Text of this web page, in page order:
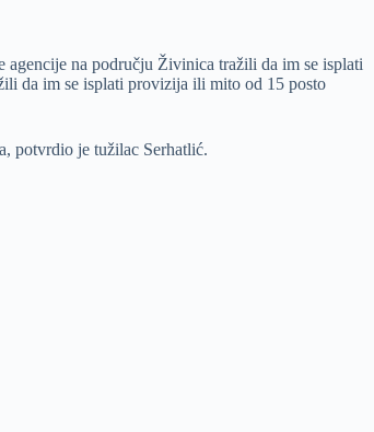
agencije na području Živinica tražili da im se isplati
da im se isplati provizija ili mito od 15 posto
potvrdio je tužilac Serhatlić.